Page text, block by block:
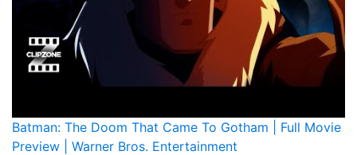
Batman: The Doom That Came To Gotham | Full Movie
Preview | Warner Bros. Entertainment